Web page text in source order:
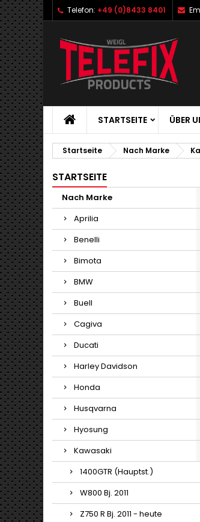
Telefon: +49 (0)8433 8401
STARTSEITE ÜBER
Startseite Nach Marke
STARTSEITE
Nach Marke
Aprilia
Benelli
Bimota
BMW
Buell
Cagiva
Ducati
Harley Davidson
Honda
Husqvarna
Hyosung
Kawasaki
1400GTR (Hauptst.)
W800 Bj. 2011
Z750 R Bj. 2011 - heute